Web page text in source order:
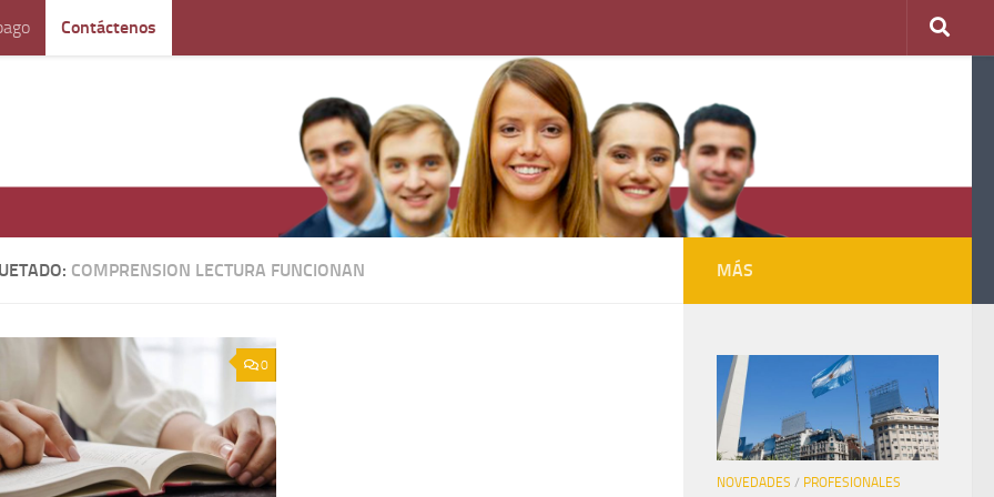
Contáctenos
COMPRENSION LECTURA FUNCIONAN
0
MÁS
NOVEDADES / PROFESIONALES